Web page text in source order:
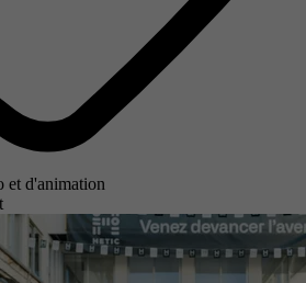
et d'animation